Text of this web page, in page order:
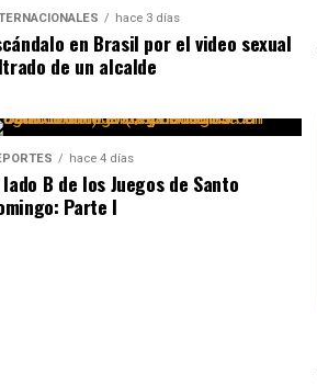
hace 3 días
en Brasil por el video sexual
de un alcalde
hace 4 días
lado B de los Juegos de Santo
Parte I